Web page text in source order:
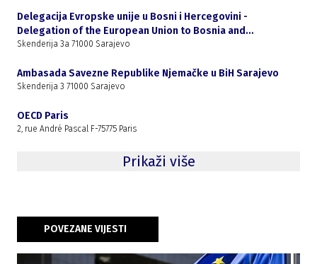
Delegacija Evropske unije u Bosni i Hercegovini -
Delegation of the European Union to Bosnia and
Herzegovina
Skenderija 3a 71000 Sarajevo
Ambasada Savezne Republike Njemačke u BiH Sarajevo
Skenderija 3 71000 Sarajevo
OECD Paris
2, rue André Pascal F-75775 Paris
Prikaži više
POVEZANE VIJESTI